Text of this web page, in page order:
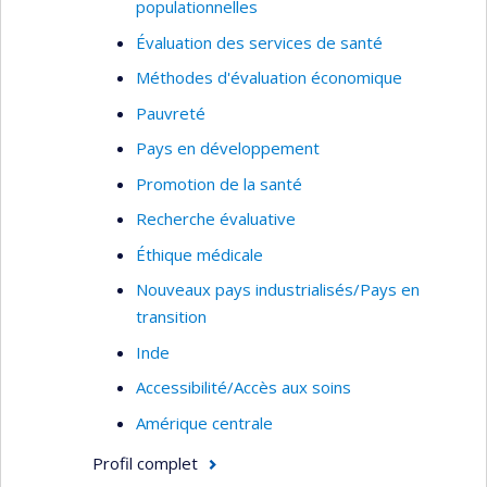
populationnelles
Évaluation des services de santé
Méthodes d'évaluation économique
Pauvreté
Pays en développement
Promotion de la santé
Recherche évaluative
Éthique médicale
Nouveaux pays industrialisés/Pays en
transition
Inde
Accessibilité/Accès aux soins
Amérique centrale
Profil complet